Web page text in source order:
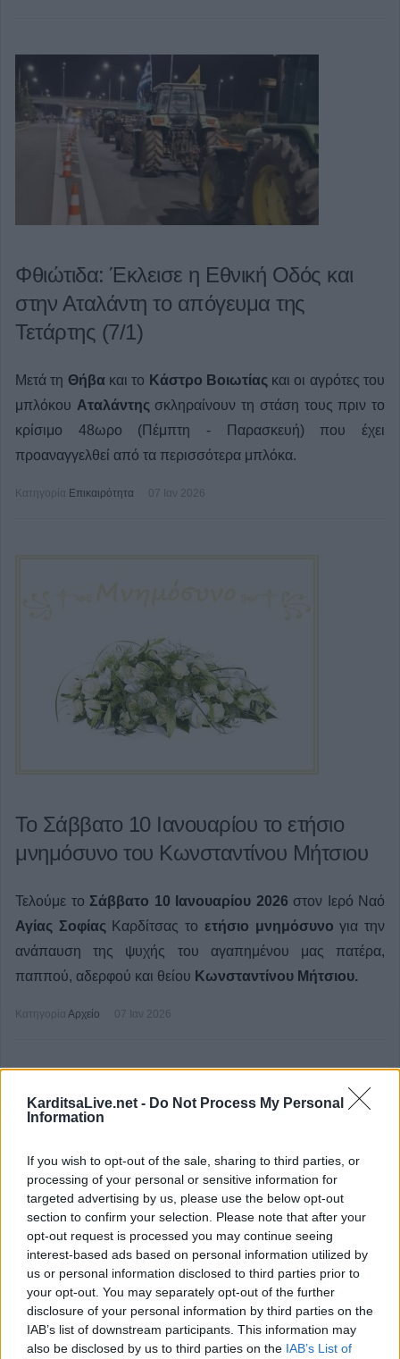
KarditsaLive.net - Do Not Process My Personal
Information
If you wish to opt-out of the sale, sharing to third parties, or
processing of your personal or sensitive information for
targeted advertising by us, please use the below opt-out
section to confirm your selection. Please note that after your
opt-out request is processed you may continue seeing
interest-based ads based on personal information utilized by
us or personal information disclosed to third parties prior to
your opt-out. You may separately opt-out of the further
disclosure of your personal information by third parties on the
IAB’s list of downstream participants. This information may
also be disclosed by us to third parties on the IAB’s List of
Φθιώτιδα: Έκλεισε η Εθνική Οδός και
στην Αταλάντη το απόγευμα της
Τετάρτης (7/1)
Μετά τη Θήβακαι το Κάστρο Βοιωτίας και οι αγρότες του
μπλόκου Αταλάντης σκληραίνουν τη στάση τους πριν το
κρίσιμο 48ωρο (Πέμπτη - Παρασκευή) που έχει
προαναγγελθεί από τα περισσότερα μπλόκα.
Κατηγορία Επικαιρότητα 07 Ιαν 2026
Το Σάββατο 10 Ιανουαρίου το ετήσιο
μνημόσυνο του Κωνσταντίνου Μήτσιου
Τελούμε το Σάββατο 10 Ιανουαρίου 2026 στον Ιερό Ναό
Αγίας Σοφίας Καρδίτσας το ετήσιο μνημόσυνο για την
ανάπαυση της ψυχής του αγαπημένου μας πατέρα,
παππού, αδερφού και θείου Κωνσταντίνου Μήτσιου.
Κατηγορία Αρχείο 07 Ιαν 2026
Την Κυριακή 11 Ιανουαρίου το 40ήμερο